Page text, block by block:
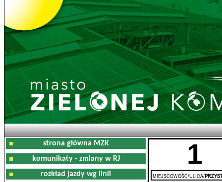
strona główna MZK
komunikaty - zmiany w RJ
rozkład jazdy wg linii
1
MIEJSCOWOŚĆ/ULICA/